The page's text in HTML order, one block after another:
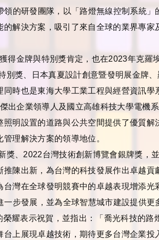
的研發團隊，以「路燈無線控制系統
解決方案，吸引了來自全球的業界專
得金牌與特別獎肯定，也在2023年克羅
獎、日本真夏設計創意暨發明展金牌
時也是東海大學工業工程與經營資訊學
出企業領導人及國立高雄科技大學電機系
明設置的道路與公共空間提供了優質解
理解決方案的領導地位。
獎、 2022台灣技術創新博覽會銀牌獎，
陳出新，為台灣的科技發展作出卓越貢
灣在全球發明競賽中的卓越表現增添
步發展，並為全球智慧城市建設提供更
榮耀表示祝賀，並指出：「喬光科技的
上展現卓越技術，期待更多台灣企業